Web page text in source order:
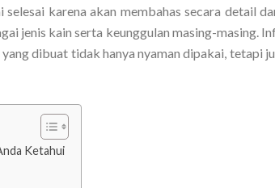
karena akan membahas secara detail
jenis kain serta keunggulan masing-masing.
dibuat tidak hanya nyaman dipakai, tetapi
Ketahui